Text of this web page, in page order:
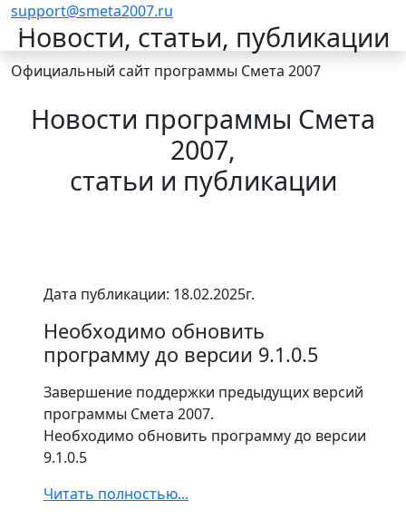
Смета 2007
support@smeta2007.ru
Новости, статьи, публикации
Официальный сайт программы Смета 2007
Новости программы Смета
2007,
cтатьи и публикации
Дата публикации: 18.02.2025г.
Необходимо обновить
программу до версии 9.1.0.5
Завершение поддержки предыдущих версий
программы Смета 2007.
Необходимо обновить программу до версии
9.1.0.5
Читать полностью...